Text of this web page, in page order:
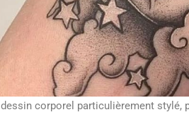
corporel particulièrement stylé,